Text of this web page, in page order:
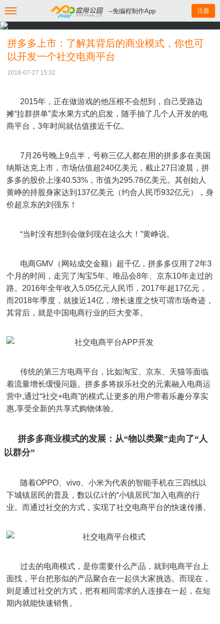
--免编程制作App 注册
拼多多上市：了解其背后的商业模式，你也可
以开发一个社交电商平台
2018-07-27 15:32
2015年，正在做游戏的他压根不会想到，自己受路边
摊“拉群拼单”卖水果方式的启发，随手抽了几个人开发的电
商平台，3年时间就估值接近千亿。
7月26号晚上9点半，号称三亿人都在用的拼多多在美国
纳斯达克上市，市场估值超240亿美元，截止27日凌晨，拼
多多的股价上涨40.53%，市值为295.78亿美元。其创始人
黄峥的持股身家达到137亿美元（约合人民币932亿元），身
价超京东的刘强东！
“当时没有想到会做到现在这么大！”黄峥说。
电商GMV（网站成交金额）超千亿，拼多多仅用了2年3
个月的时间，走完了淘宝5年、唯品会8年、京东10年走过的
路。2016年全年收入5.05亿元人民币，2017年超17亿元，
而2018年季度，就接近14亿，增长速度之快可谓市场奇迹，
其背后，就是中国电商行业的巨大变革。
传统的第三方电商平台，比如淘宝、京东、天猫等面临
着流量增长缓慢问题。拼多多将娱乐社交的元素融入电商运
营中,通过“社交+电商”的模式,让更多的用户带着乐趣分享实
惠,享受全新的共享式购物体验。
拼多多商业模式的发展：从“物以类聚”走向了“人
以群分”
随着OPPO、vivo、小米为代表的智能手机在三四线以
下城镇居民的普及，数以亿计的“小镇居民”加入电商的行
业。而通过社交的方式，实现了社交电商平台的快速传播。
过去的电商模式，是你需要什么产品，就到电商平台上
面找，平台把形似的产品聚合在一起供大家挑选。而现在，
则是通过社交的方式，把有相同需求的人连接在一起，在短
期内就能快速销售。